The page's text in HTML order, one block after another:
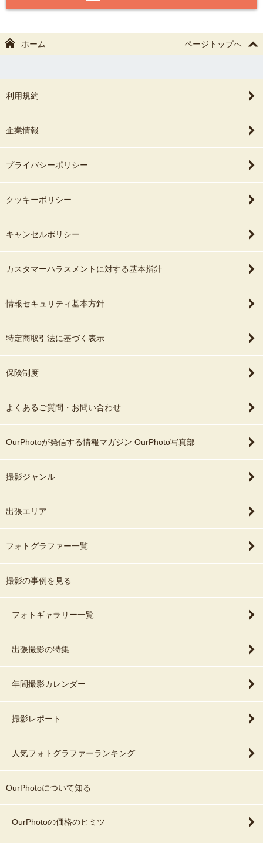
皆さまとお会いできるのを、心から楽しみにしています＼(^o^)／
※愛媛県南予と、県外での撮影ご希望の場合も、
万全の準備でお伺いするため「2枠（100分）〜」
ホーム ページトップへ
利用規約
企業情報
プライバシーポリシー
クッキーポリシー
キャンセルポリシー
カスタマーハラスメントに対する基本指針
情報セキュリティ基本方針
特定商取引法に基づく表示
保険制度
よくあるご質問・お問い合わせ
OurPhotoが発信する情報マガジン OurPhoto写真部
撮影ジャンル
出張エリア
フォトグラファー一覧
撮影の事例を見る
フォトギャラリー一覧
出張撮影の特集
年間撮影カレンダー
撮影レポート
人気フォトグラファーランキング
OurPhotoについて知る
OurPhotoの価格のヒミツ